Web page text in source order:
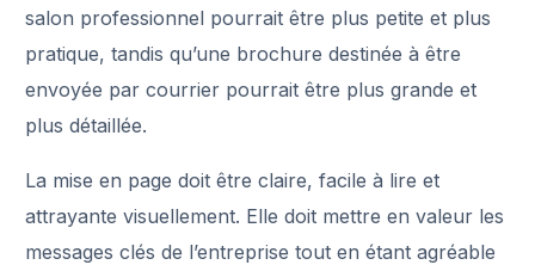
salon professionnel pourrait être plus petite et plus
pratique, tandis qu’une brochure destinée à être
envoyée par courrier pourrait être plus grande et
plus détaillée.
La mise en page doit être claire, facile à lire et
attrayante visuellement. Elle doit mettre en valeur les
messages clés de l’entreprise tout en étant agréable